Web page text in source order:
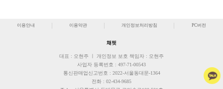
이용안내 이용약관 개인정보처리방침 PC버전
채핏
대표 : 오현주 ㅣ 개인정보 보호 책임자 : 오현주
사업자 등록번호 : 497-71-00543
통신판매업신고번호 : 2022-서울동대문-1364
전화 : 02-434-9685